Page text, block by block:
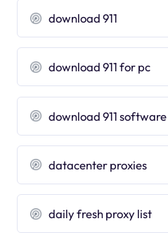
download 911
download 911 for pc
download 911 software
datacenter proxies
daily fresh proxy list